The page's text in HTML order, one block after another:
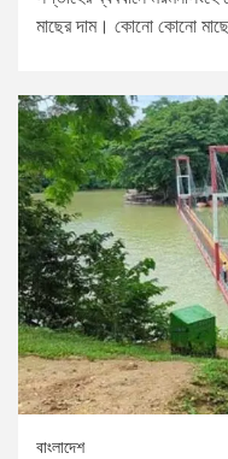
মাছের দাম। কোনো কোনো
বাংলাদেশ